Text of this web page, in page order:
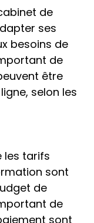
de
ses
besoins de
de
être
selon les
les tarifs
sont
de
de
sont